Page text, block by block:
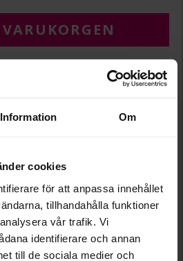
Information Om
cookies
för att anpassa innehållet
tillhandahålla funktioner
vår trafik. Vi
identifierare och annan
till de sociala medier och
15
Albrekts Guld
Silver
Kubisk zirkonia
produkter